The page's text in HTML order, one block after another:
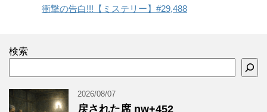
衝撃の告白!!!【ミステリー】#29,488
検索
2026/08/07
戻された席 nw+452